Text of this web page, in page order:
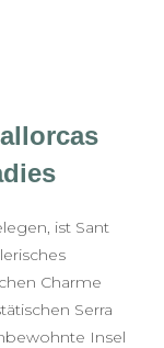
ist Sant
Charme
Serra
Insel